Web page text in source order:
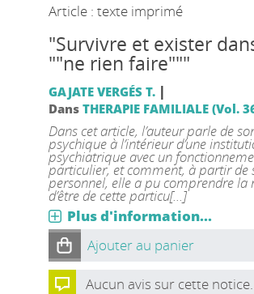
Article : texte imprimé
"Survivre et exister
""ne rien faire"""
GAJATE VERGÉS T. |
Dans THERAPIE FAMILIALE (Vol.
Dans cet article, l’auteur parle de
psychique à l’intérieur d’une
psychiatrique avec un
particulier, et comment, à partir de
personnel, elle a pu comprendre la
d’être de cette particu[...]
Plus d'information...
Ajouter au panier
Aucun avis sur cette notice.